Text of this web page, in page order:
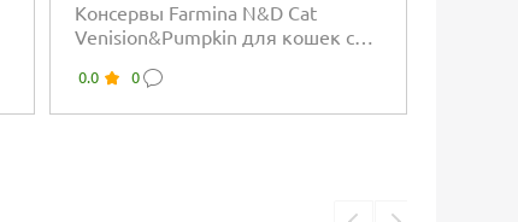
Консервы Farmina N&D Cat
Venision&Pumpkin для кошек с
0.0 0